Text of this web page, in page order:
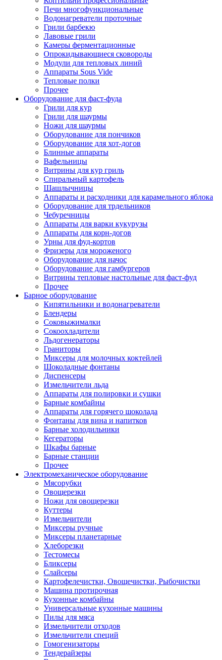
Печи многофункциональные
Водонагреватели проточные
Грили барбекю
Лавовые грили
Камеры ферментационные
Опрокидывающиеся сковороды
Модули для тепловых линий
Аппараты Sous Vide
Тепловые полки
Прочее
Оборудование для фаст-фуда
Грили для кур
Грили для шаурмы
Ножи для шаурмы
Оборудование для пончиков
Оборудование для хот-догов
Блинные аппараты
Вафельницы
Витрины для кур гриль
Спиральный картофель
Шашлычницы
Аппараты и расходники для карамельного яблока
Оборудование для трдельников
Чебуречницы
Аппараты для варки кукурузы
Аппараты для корн-догов
Урны для фуд-кортов
Фризеры для мороженого
Оборудование для начос
Оборудование для гамбургеров
Витрины тепловые настольные для фаст-фуд
Прочее
Барное оборудование
Кипятильники и водонагреватели
Блендеры
Соковыжималки
Сокоохладители
Льдогенераторы
Граниторы
Миксеры для молочных коктейлей
Шоколадные фонтаны
Диспенсеры
Измельчители льда
Аппараты для полировки и сушки
Барные комбайны
Аппараты для горячего шоколада
Фонтаны для вина и напитков
Барные холодильники
Кегераторы
Шкафы барные
Барные станции
Прочее
Электромеханическое оборудование
Мясорубки
Овощерезки
Ножи для овощерезки
Куттеры
Измельчители
Миксеры ручные
Миксеры планетарные
Хлеборезки
Тестомесы
Бликсеры
Слайсеры
Картофелечистки, Овощечистки, Рыбочистки
Машина протирочная
Кухонные комбайны
Универсальные кухонные машины
Пилы для мяса
Измельчители отходов
Измельчители специй
Гомогенизаторы
Тендерайзеры